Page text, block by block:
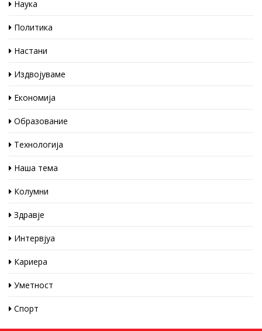
Наука
Политика
Настани
Издвојуваме
Економија
Образование
Технологија
Наша тема
Колумни
Здравје
Интервјуа
Кариера
Уметност
Спорт